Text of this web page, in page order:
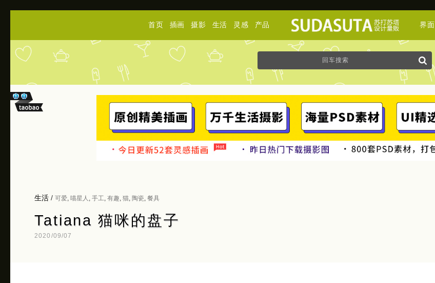
首页 插画 摄影 生活 灵感 产品 界面
生活 / 可爱 喵星人 手工 有趣 猫 陶瓷 餐具
Tatiana 猫咪的盘子
2020/09/07